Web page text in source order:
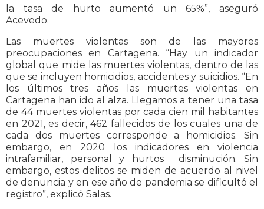
la tasa de hurto aumentó un 65%”, aseguró
Acevedo.
Las muertes violentas son de las mayores
preocupaciones en Cartagena. “Hay un indicador
global que mide las muertes violentas, dentro de las
que se incluyen homicidios, accidentes y suicidios. “En
los últimos tres años las muertes violentas en
Cartagena han ido al alza. Llegamos a tener una tasa
de 44 muertes violentas por cada cien mil habitantes
en 2021, es decir, 462 fallecidos de los cuales una de
cada dos muertes corresponde a homicidios. Sin
embargo, en 2020 los indicadores en violencia
intrafamiliar, personal y hurtos disminución. Sin
embargo, estos delitos se miden de acuerdo al nivel
de denuncia y en ese año de pandemia se dificultó el
registro”, explicó Salas.